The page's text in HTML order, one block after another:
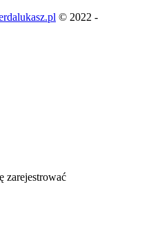
© 2022 -
zarejestrować